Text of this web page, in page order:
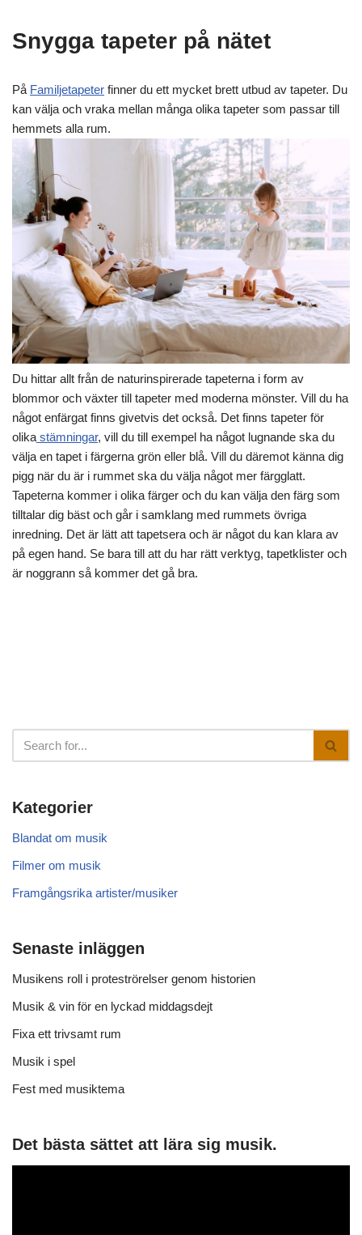
Snygga tapeter på nätet
På Familjetapeter finner du ett mycket brett utbud av tapeter. Du
kan välja och vraka mellan många olika tapeter som passar till
hemmets alla rum.
Du hittar allt från de naturinspirerade tapeterna i form av
blommor och växter till tapeter med moderna mönster. Vill du ha
något enfärgat finns givetvis det också. Det finns tapeter för
olikastämningar, vill du till exempel ha något lugnande ska du
välja en tapet i färgerna grön eller blå. Vill du däremot känna dig
pigg när du är i rummet ska du välja något mer färgglatt.
Tapeterna kommer i olika färger och du kan välja den färg som
tilltalar dig bäst och går i samklang med rummets övriga
inredning. Det är lätt att tapetsera och är något du kan klara av
på egen hand. Se bara till att du har rätt verktyg, tapetklister och
är noggrann så kommer det gå bra.
Kategorier
Blandat om musik
Filmer om musik
Framgångsrika artister/musiker
Senaste inläggen
Musikens roll i proteströrelser genom historien
Musik & vin för en lyckad middagsdejt
Fixa ett trivsamt rum
Musik i spel
Fest med musiktema
Det bästa sättet att lära sig musik.